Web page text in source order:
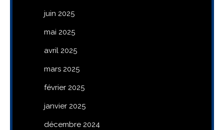
juin 2025
mai 2025
avril 2025
mars 2025
février 2025
janvier 2025
décembre 2024